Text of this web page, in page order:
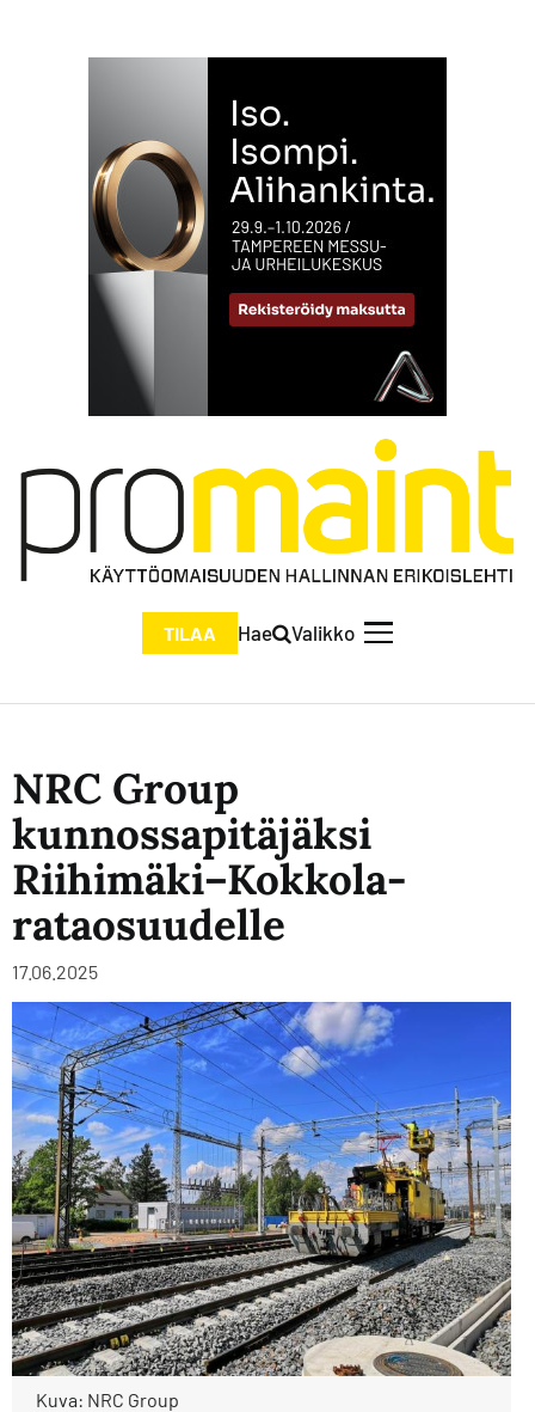
TILAA Hae Valikko
NRC Group
kunnossapitäjäksi
Riihimäki–Kokkola-
rataosuudelle
17.06.2025
Kuva: NRC Group